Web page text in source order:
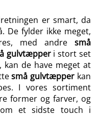
er smart, da
De fylder ikke meget,
med andre små
gulvtæpperi stort set
kan de have meget at
små gulvtæpper kan
I vores sortiment
former og farver, og
et sidste touch i